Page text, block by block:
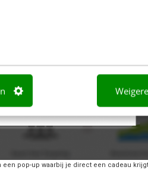
een pop-up waarbij je direct een cadeau